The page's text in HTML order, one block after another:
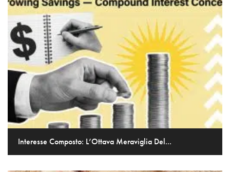
Interesse Composto: L’Ottava Meraviglia Del...